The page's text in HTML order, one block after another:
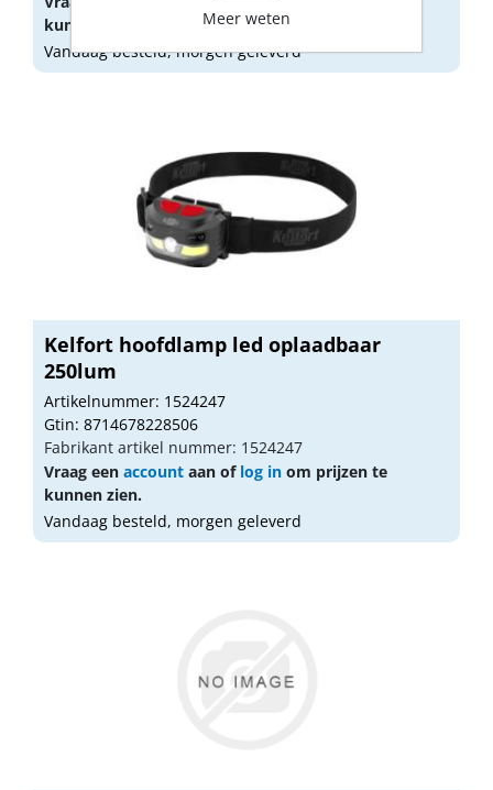
kunnen zien.
Vandaag besteld, morgen geleverd
Kelfort hoofdlamp led oplaadbaar
250lum
Artikelnummer: 1524247
Gtin: 8714678228506
Fabrikant artikel nummer: 1524247
Vraag een account aan of log in om prijzen te
kunnen zien.
Vandaag besteld, morgen geleverd
Meer weten